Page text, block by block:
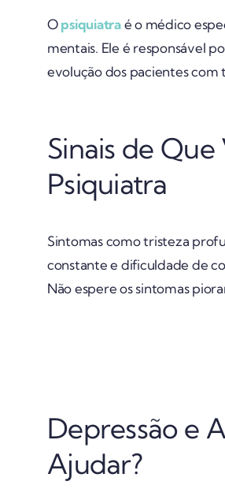
Opsiquiatraé o médico
mentais. Ele é responsável
evolução dos pacientes com
Sinais de
Psiquiatra
Sintomas como tristeza
constante e dificuldade de
Não espere os sintomas
Depressão e
Ajudar?